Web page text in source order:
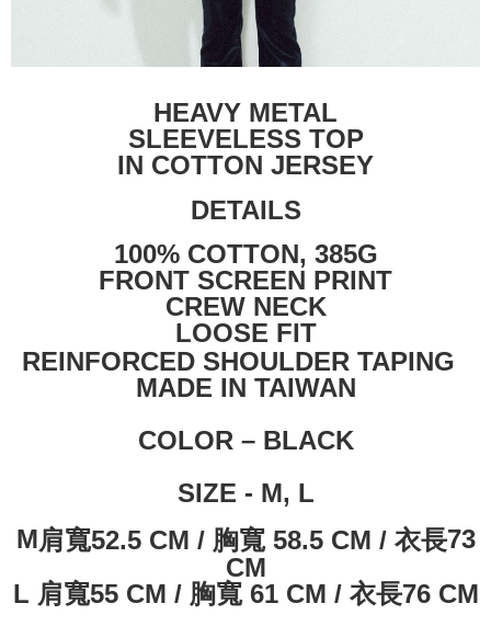
HEAVY METAL
SLEEVELESS TOP
IN COTTON JERSEY
DETAILS
100% COTTON, 385G
FRONT SCREEN PRINT
CREW NECK
LOOSE FIT
REINFORCED SHOULDER TAPING
MADE IN TAIWAN
COLOR – BLACK
SIZE - M, L
M肩寬52.5 CM / 胸寬58.5 CM / 衣長73
CM
L 肩寬55 CM / 胸寬61 CM / 衣長76 CM